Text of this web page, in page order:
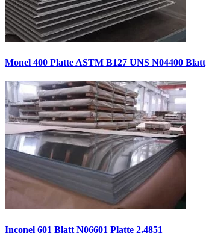
Monel 400 Platte ASTM B127 UNS N04400 Blatt
Inconel 601 Blatt N06601 Platte 2.4851